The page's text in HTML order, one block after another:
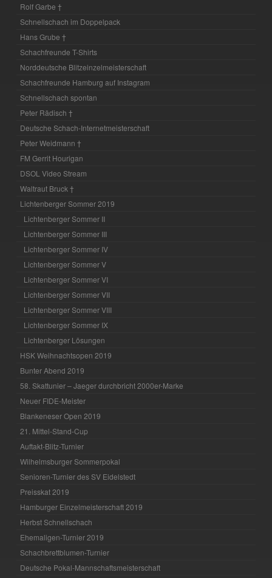
Rolf Garbe †
Schnellschach im Doppelpack
Hans Grube †
Schachfreunde T-Shirts
Norddeutsche Blitzeinzelmeisterschaft
Schachfreunde Hamburg auf Instagram
Schnellschach spontan
Peter Rädisch †
Deutsche Schach-Internetmeisterschaft
Peter Weidmann †
FM Gerrit Hourigan
DSOL Video Stream
Waltraut Bruck †
Lichtenberger Sommer 2019
Lichtenberger Sommer II
Lichtenberger Sommer III
Lichtenberger Sommer IV
Lichtenberger Sommer V
Lichtenberger Sommer VI
Lichtenberger Sommer VII
Lichtenberger Sommer VIII
Lichtenberger Sommer IX
Lichtenberger Lösungen
HSK Weihnachtsopen 2019
Bunter Abend 2019
58. Skattunier – Jaeger durchbricht 2000er-Marke
Neuer FIDE-Meister
Blankeneser Open 2019
21. Mittel-Stand-Cup
Auftakt-Blitz-Turnier
Wilhelmsburger Sommerpokal
Senioren-Turnier des SV Eidelstedt
Preisskat 2019
Hamburger Einzelmeisterschaft 2019
Herbst Schnellschach
Ehemaligen-Turnier 2019
Schachbrettblumen-Turnier
Deutsche Pokal-Mannschaftsmeisterschaft